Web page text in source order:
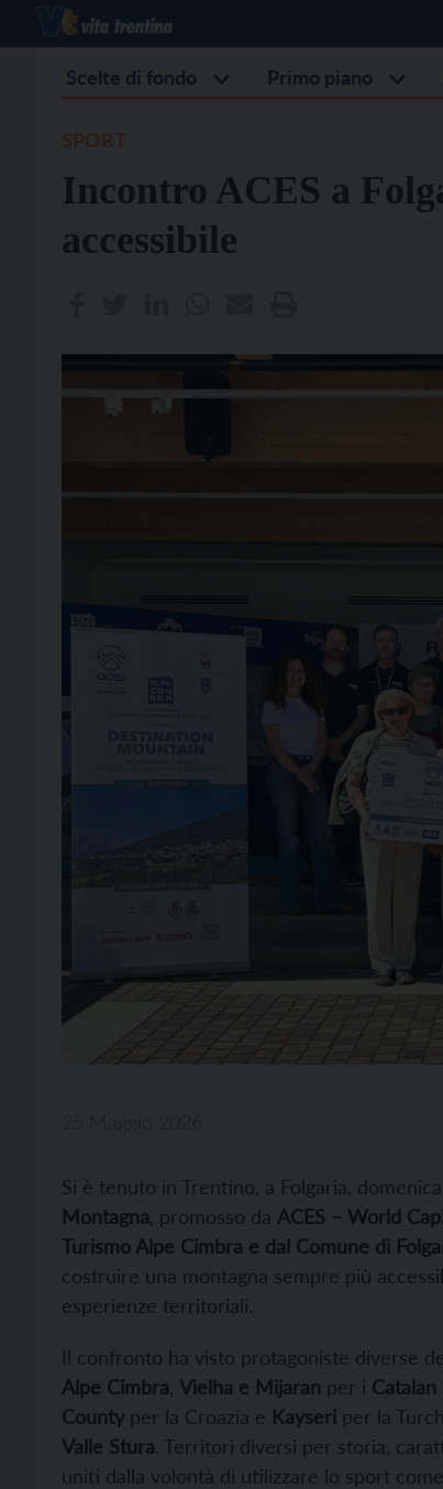
Scelte di fondo Primo piano
Incontro ACES a
accessibile
Si è tenuto in Trentino, a Folgaria,
Montagna , promosso da ACES – World
Turismo Alpe Cimbra e dal Comune di
costruire una montagna sempre più
esperienze territoriali.
Il confronto ha visto protagoniste diverse
Alpe Cimbra Vielha e Mijaran per i
County per la Croazia e Kayseri per la
Valle Stura. Territori diversi per storia,
uniti dalla volontà di utilizzare lo sport